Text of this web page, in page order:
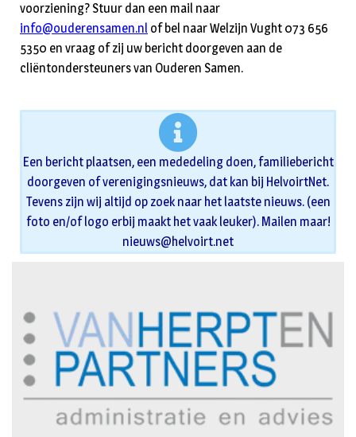
voorziening? Stuur dan een mail naar
info@ouderensamen.nl of bel naar Welzijn Vught 073 656
5350 en vraag of zij uw bericht doorgeven aan de
cliëntondersteuners van Ouderen Samen.
Een bericht plaatsen, een mededeling doen, familiebericht
doorgeven of verenigingsnieuws, dat kan bij HelvoirtNet.
Tevens zijn wij altijd op zoek naar het laatste nieuws. (een
foto en/of logo erbij maakt het vaak leuker). Mailen maar!
nieuws@helvoirt.net